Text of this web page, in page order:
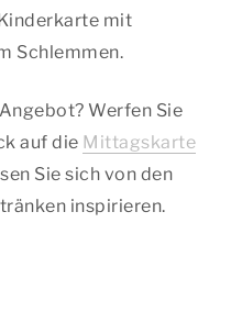
mit
Schlemmen.
Werfen Sie
auf die Mittagskarte
Sie sich von den
inspirieren.